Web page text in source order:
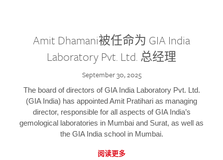
Amit Dhamani被任命为 GIA India
Laboratory Pvt. Ltd. 总经理
September 30, 2025
The board of directors of GIA India Laboratory Pvt. Ltd.
(GIA India) has appointed Amit Pratihari as managing
director, responsible for all aspects of GIA India’s
gemological laboratories in Mumbai and Surat, as well as
the GIA India school in Mumbai.
阅读更多